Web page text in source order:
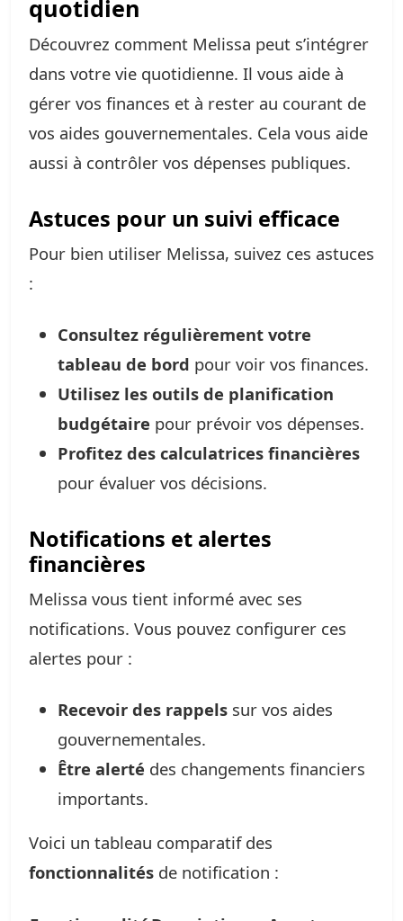
quotidien
Découvrez comment Melissa peut s’intégrer
dans votre vie quotidienne. Il vous aide à
gérer vos finances et à rester au courant de
vos aides gouvernementales. Cela vous aide
aussi à contrôler vos dépenses publiques.
Astuces pour un suivi efficace
Pour bien utiliser Melissa, suivez ces astuces
:
Consultez régulièrement votre
tableau de bord pour voir vos finances.
Utilisez les outils de planification
budgétaire pour prévoir vos dépenses.
Profitez des calculatrices financières
pour évaluer vos décisions.
Notifications et alertes
financières
Melissa vous tient informé avec ses
notifications. Vous pouvez configurer ces
alertes pour :
Recevoir des rappels sur vos aides
gouvernementales.
Être alerté des changements financiers
importants.
Voici un tableau comparatif des
fonctionnalités de notification :